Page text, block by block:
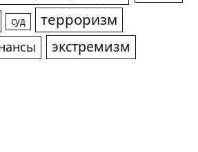
суд терроризм
экстремизм